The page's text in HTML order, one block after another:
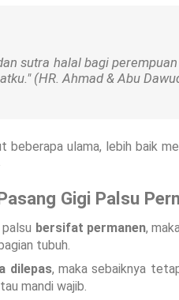
sutra halal bagi
(HR. Ahmad & Abu
beberapa ulama, lebih baik
Gigi Palsu
bersifat permanen,
tubuh.
dilepas, maka sebaiknya
mandi wajib.